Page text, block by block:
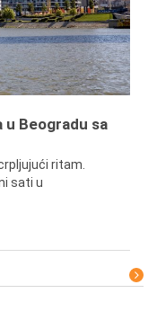
Beogradu sa
ritam.
sati u